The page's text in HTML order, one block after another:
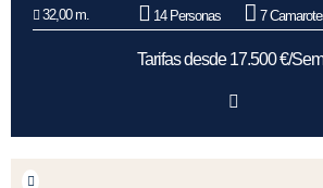
32,00 m. 14 Personas 7
Tarifas desde 17.500 €/